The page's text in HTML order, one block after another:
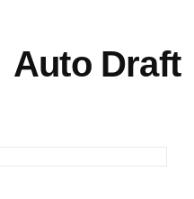
Auto Draft